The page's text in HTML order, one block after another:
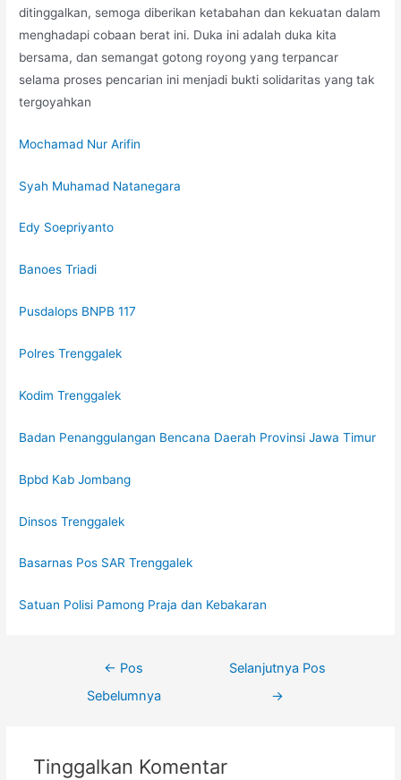
ditinggalkan, semoga diberikan ketabahan dan kekuatan dalam
menghadapi cobaan berat ini. Duka ini adalah duka kita
bersama, dan semangat gotong royong yang terpancar
selama proses pencarian ini menjadi bukti solidaritas yang tak
tergoyahkan
Mochamad Nur Arifin
Syah Muhamad Natanegara
Edy Soepriyanto
Banoes Triadi
Pusdalops BNPB 117
Polres Trenggalek
Kodim Trenggalek
Badan Penanggulangan Bencana Daerah Provinsi Jawa Timur
Bpbd Kab Jombang
Dinsos Trenggalek
Basarnas Pos SAR Trenggalek
Satuan Polisi Pamong Praja dan Kebakaran
← Pos
Sebelumnya
Selanjutnya Pos
→
Tinggalkan Komentar